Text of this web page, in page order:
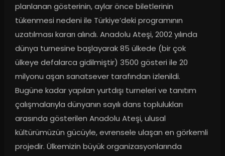
planlanan gösterinin, aylar önce biletlerinin
tükenmesi nedeni ile Türkiye’deki programının
uzatılması kararı alındı. Anadolu Ateşi, 2002 yılında
dünya turnesine başlayarak 85 ülkede (bir çok
ülkeye defalarca gidilmiştir) 3500 gösteri ile 20
milyonu aşan sanatsever tarafından izlenildi.
Bugüne kadar yapılan yurtdışı turneleri ve tanıtım
çalışmalarıyla dünyanın sayılı dans toplulukları
arasında gösterilen Anadolu Ateşi, ulusal
kültürümüzün gücüyle, evrensele ulaşan en görkemli
projedir. Ülkemizin büyük organizasyonlarında